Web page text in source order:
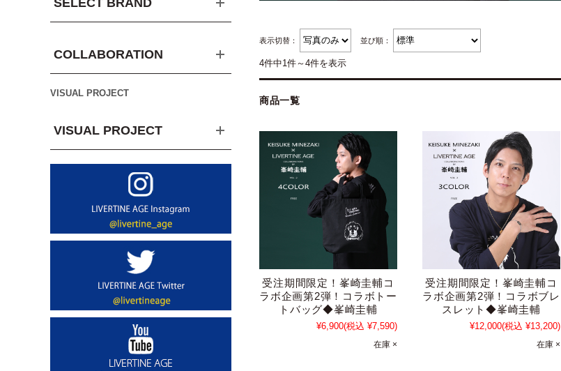
表示切替： 並び順：
4件中1件～4件を表示
商品一覧
受注期間限定！峯崎圭輔コ
ラボ企画第2弾！コラボトー
トバッグ◆峯崎圭輔
¥6,900(税込 ¥7,590)
在庫 ×
受注期間限定！峯崎圭輔コ
ラボ企画第2弾！コラボブレ
スレット◆峯崎圭輔
¥12,000(税込 ¥13,200)
在庫 ×
SELECT BRAND
COLLABORATION
VISUAL PROJECT
VISUAL PROJECT